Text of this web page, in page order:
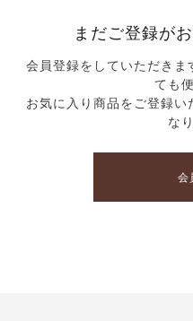
まだご登録が
会員登録をしていただきま
ても
お気に入り商品をご登録い
な
会